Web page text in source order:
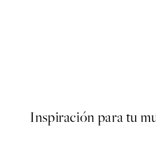
Inspiración para tu